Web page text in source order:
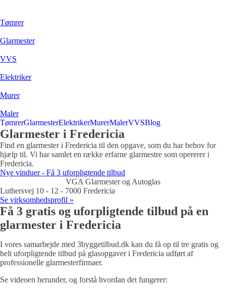
Tømrer
Glarmester
VVS
Elektriker
Murer
Maler
TømrerGlarmesterElektrikerMurerMalerVVSBlog
Glarmester i Fredericia
Find en glarmester i Fredericia til den opgave, som du har behov for
hjælp til. Vi har samlet en række erfarne glarmestre som opererer i
Fredericia.
Nye vinduer - Få 3 uforpligtende tilbud
VGA Glarmester og Autoglas
Luthersvej 10 - 12 - 7000 Fredericia
Se virksomhedsprofil »
Få 3 gratis og uforpligtende tilbud på en
glarmester i Fredericia
I vores samarbejde med 3byggetilbud.dk kan du få op til tre gratis og
helt uforpligtende tilbud på glasopgaver i Fredericia udført af
professionelle glarmesterfirmaer.
Se videoen herunder, og forstå hvordan det fungerer: